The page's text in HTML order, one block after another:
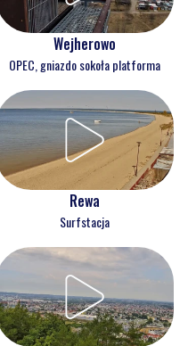
Wejherowo
OPEC, gniazdo sokoła platforma
Rewa
Surfstacja